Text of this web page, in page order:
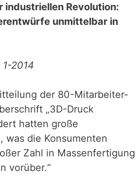
industriellen Revolution:
unmittelbar in
2014
der 80-Mitarbeiter-
„3D-Druck
hatten große
was die Konsumenten
Zahl in Massenfertigung
vorüber.“